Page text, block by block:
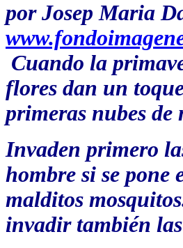
por Josep Maria
Cuando la
flores dan un
primeras nubes de
Invaden primero
hombre si se pone
malditos
invadir también